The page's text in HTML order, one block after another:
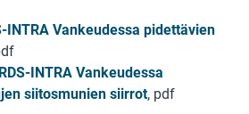
INTRA Vankeudessa pidettävien
INTRA Vankeudessa
siitosmunien siirrot, pdf